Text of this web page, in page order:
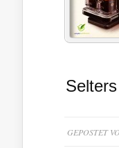
GEPOSTET